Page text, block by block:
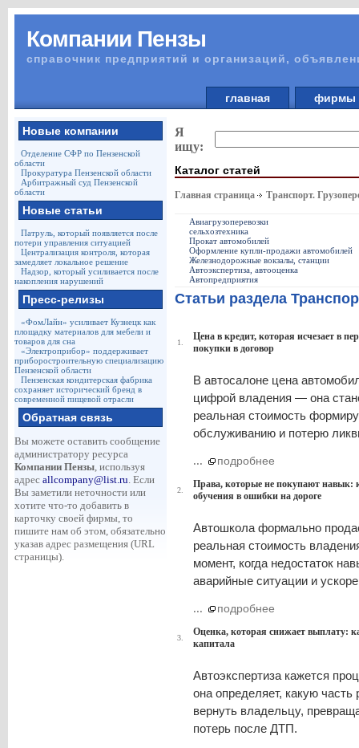
Компании Пензы
справочник предприятий и организаций,
главная
Новые компании
Отделение СФР по Пензенской
области
Прокуратура Пензенской области
Арбитражный суд Пензенской
области
Новые статьи
Патруль, который появляется после
потери управления ситуацией
Централизация контроля, которая
замедляет локальное решение
Надзор, который усиливается после
накопления нарушений
Пресс-релизы
«ФомЛайн» усиливает Кузнецк как
площадку материалов для мебели и
товаров для сна
«Электроприбор» поддерживает
приборостроительную специализацию
Пензенской области
Пензенская кондитерская фабрика
сохраняет исторический бренд в
современной пищевой отрасли
Обратная связь
Вы можете оставить сообщение
администратору ресурса
Компании Пензы, используя
адрес allcompany@list.ru. Если
Вы заметили неточности или
хотите что-то добавить в
карточку своей фирмы, то
пишите нам об этом, обязательно
указав адрес размещения (URL
страницы).
Я
ищу:
Каталог статей
Главная страница Транспорт.
Авиагрузоперевозки
сельхозтехника
Прокат автомобилей
Оформление купли-продажи автомобилей
Железнодорожные вокзалы, станции
Автоэкспертиза, автооценка
Автопредприятия
Статьи раздела
1.
Цена в кредит, которая исчезает в
покупки в договор
В автосалоне цена
цифрой владения — она
реальная стоимость
обслуживанию и потерю
... подробнее
2.
Права, которые не покупают навык:
обучения в ошибки на дороге
Автошкола формально
реальная стоимость
момент, когда недостаток
аварийные ситуации и
... подробнее
3.
Оценка, которая снижает выплату:
капитала
Автоэкспертиза кажется
она определяет, какую
вернуть владельцу,
потерь после ДТП.